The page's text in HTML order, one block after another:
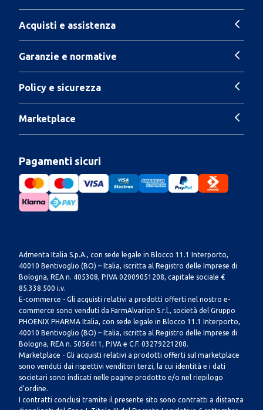
Acquisti e assistenza
Garanzie e normative
Policy e sicurezza
Marketplace
Pagamenti sicuri
Admenta Italia S.p.A., con sede legale in Blocco 11.1 Interporto,
40010 Bentivoglio (BO) – Italia, iscritta al Registro delle Imprese di
Bologna, REA n. 405308, P.IVA 02009051208, capitale sociale €
85.338.500 i.v.
E-commerce - Gli acquisti relativi a prodotti offerti nel nostro e-
commerce sono venduti da FarmAlvarion S.r.l., società del Gruppo
PHOENIX PHARMA Italia, con sede legale in Blocco 11.1 Interporto,
40010 Bentivoglio (BO) – Italia, iscritta al Registro delle Imprese di
Bologna, REA n. 5056411, P.IVA e C.F. 03279221208.
Marketplace - Gli acquisti relativi a prodotti offerti sul marketplace
sono venduti dai rispettivi venditori terzi, la cui identità e i dati
societari sono indicati nelle pagine prodotto e/o nel riepilogo
d’ordine.
I contratti conclusi tramite il presente sito sono contratti a distanza